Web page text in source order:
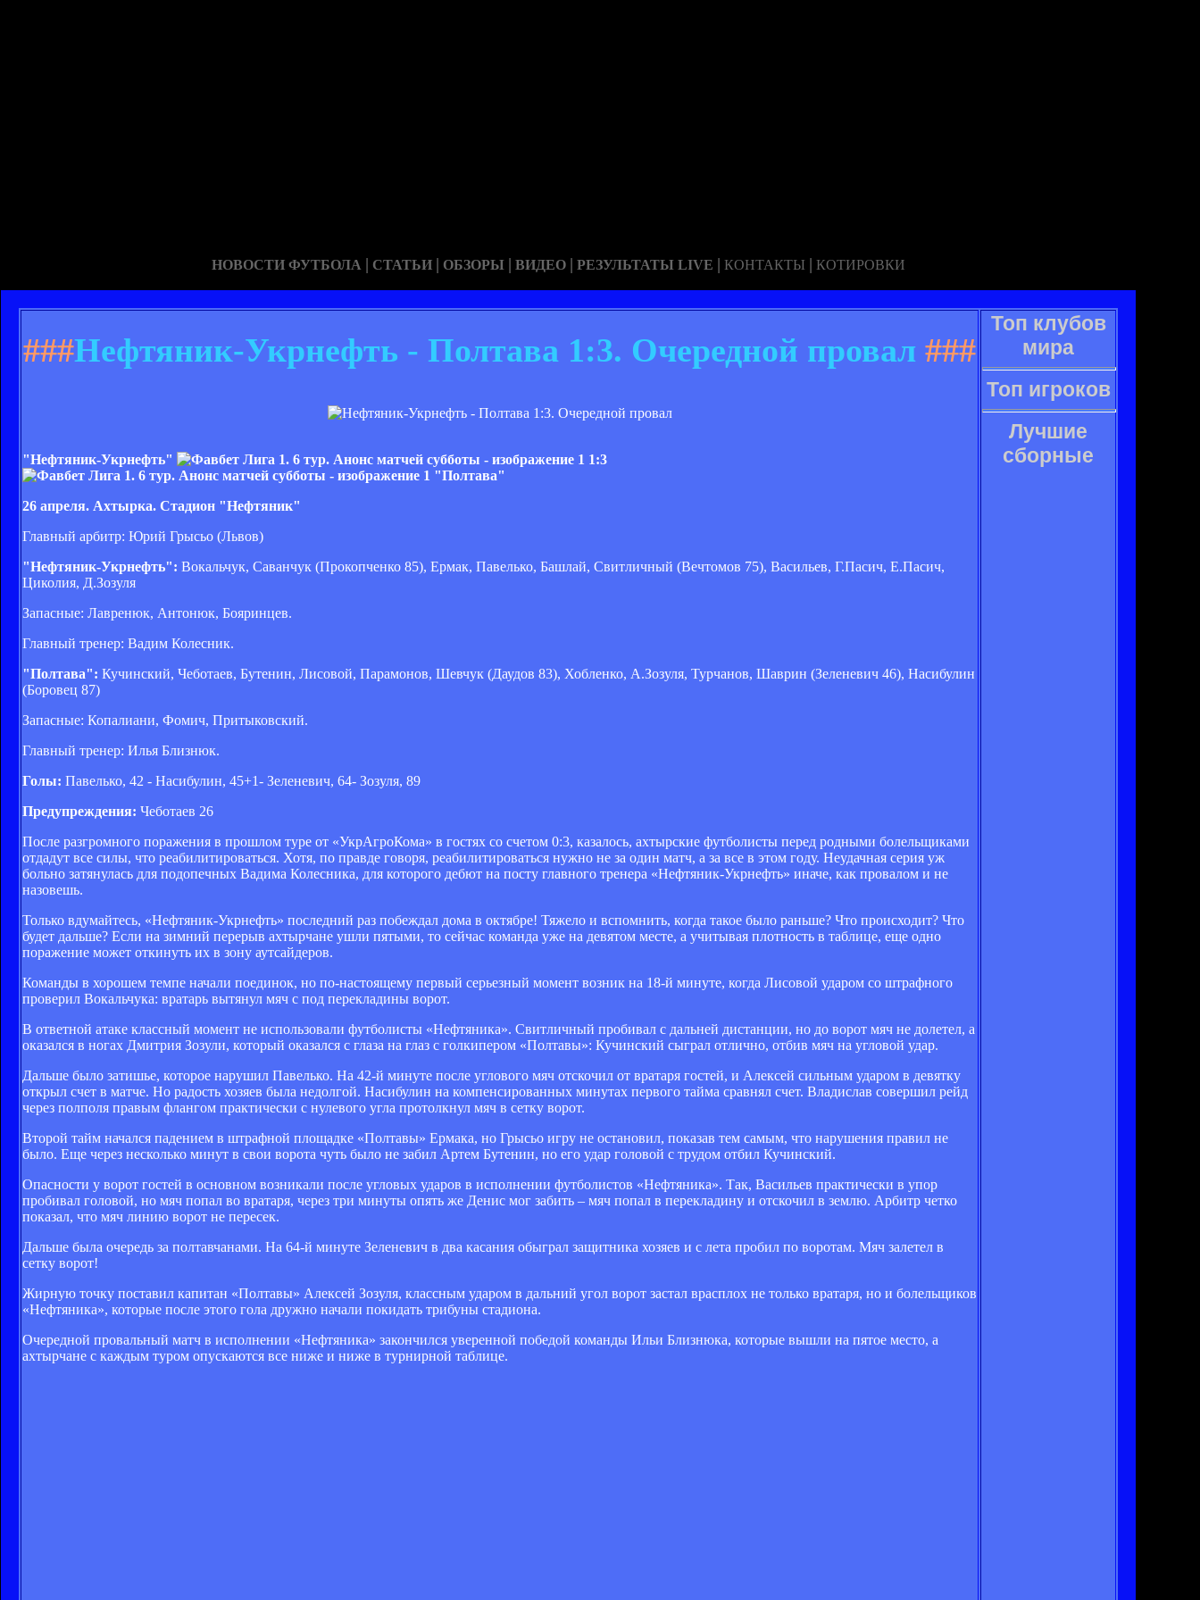
НОВОСТИ ФУТБОЛА | СТАТЬИ | ОБЗОРЫ | ВИДЕО | РЕЗУЛЬТАТЫ LIVE | КОНТАКТЫ | КОТИРОВКИ
###Нефтяник-Укрнефть - Полтава 1:3. Очередной провал ###
"Нефтяник-Укрнефть"
1:3
"Полтава"
26 апреля. Ахтырка. Стадион "Нефтяник"
Главный арбитр: Юрий Грысьо (Львов)
"Нефтяник-Укрнефть": Вокальчук, Саванчук (Прокопченко 85), Ермак, Павелько, Башлай, Свитличный (Вечтомов 75), Васильев, Г.Пасич, Е.Пасич,
Циколия, Д.Зозуля
Запасные: Лавренюк, Антонюк, Бояринцев.
Главный тренер: Вадим Колесник.
"Полтава": Кучинский, Чеботаев, Бутенин, Лисовой, Парамонов, Шевчук (Даудов 83), Хобленко, А.Зозуля, Турчанов, Шаврин (Зеленевич 46), Насибулин
(Боровец 87)
Запасные: Копалиани, Фомич, Притыковский.
Главный тренер: Илья Близнюк.
Голы: Павелько, 42 - Насибулин, 45+1- Зеленевич, 64- Зозуля, 89
Предупреждения: Чеботаев 26
После разгромного поражения в прошлом туре от «УкрАгроКома» в гостях со счетом 0:3, казалось, ахтырские футболисты перед родными болельщиками
отдадут все силы, что реабилитироваться. Хотя, по правде говоря, реабилитироваться нужно не за один матч, а за все в этом году. Неудачная серия уж
больно затянулась для подопечных Вадима Колесника, для которого дебют на посту главного тренера «Нефтяник-Укрнефть» иначе, как провалом и не
назовешь.
Только вдумайтесь, «Нефтяник-Укрнефть» последний раз побеждал дома в октябре! Тяжело и вспомнить, когда такое было раньше? Что происходит? Что
будет дальше? Если на зимний перерыв ахтырчане ушли пятыми, то сейчас команда уже на девятом месте, а учитывая плотность в таблице, еще одно
поражение может откинуть их в зону аутсайдеров.
Команды в хорошем темпе начали поединок, но по-настоящему первый серьезный момент возник на 18-й минуте, когда Лисовой ударом со штрафного
проверил Вокальчука: вратарь вытянул мяч с под перекладины ворот.
В ответной атаке классный момент не использовали футболисты «Нефтяника». Свитличный пробивал с дальней дистанции, но до ворот мяч не долетел, а
оказался в ногах Дмитрия Зозули, который оказался с глаза на глаз с голкипером «Полтавы»: Кучинский сыграл отлично, отбив мяч на угловой удар.
Дальше было затишье, которое нарушил Павелько. На 42-й минуте после углового мяч отскочил от вратаря гостей, и Алексей сильным ударом в девятку
открыл счет в матче. Но радость хозяев была недолгой. Насибулин на компенсированных минутах первого тайма сравнял счет. Владислав совершил рейд
через полполя правым флангом практически с нулевого угла протолкнул мяч в сетку ворот.
Второй тайм начался падением в штрафной площадке «Полтавы» Ермака, но Грысьо игру не остановил, показав тем самым, что нарушения правил не
было. Еще через несколько минут в свои ворота чуть было не забил Артем Бутенин, но его удар головой с трудом отбил Кучинский.
Опасности у ворот гостей в основном возникали после угловых ударов в исполнении футболистов «Нефтяника». Так, Васильев практически в упор
пробивал головой, но мяч попал во вратаря, через три минуты опять же Денис мог забить – мяч попал в перекладину и отскочил в землю. Арбитр четко
показал, что мяч линию ворот не пересек.
Дальше была очередь за полтавчанами. На 64-й минуте Зеленевич в два касания обыграл защитника хозяев и с лета пробил по воротам. Мяч залетел в
сетку ворот!
Жирную точку поставил капитан «Полтавы» Алексей Зозуля, классным ударом в дальний угол ворот застал врасплох не только вратаря, но и болельщиков
«Нефтяника», которые после этого гола дружно начали покидать трибуны стадиона.
Очередной провальный матч в исполнении «Нефтяника» закончился уверенной победой команды Ильи Близнюка, которые вышли на пятое место, а
ахтырчане с каждым туром опускаются все ниже и ниже в турнирной таблице.
Топ клубов
мира
Топ игроков
Лучшие
сборные